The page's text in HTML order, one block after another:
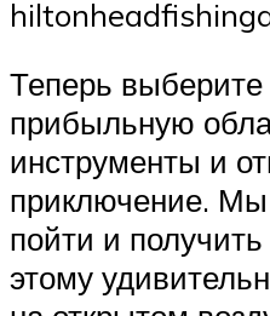
Теперь
прибыльную
инструменты и
приключение.
пойти и
этому